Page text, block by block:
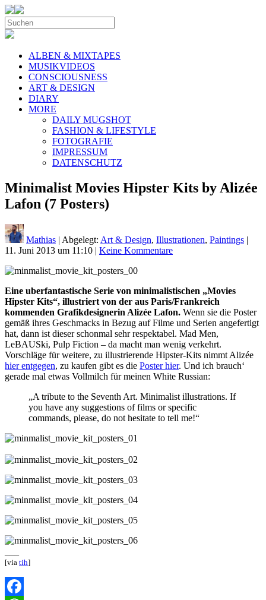
ALBEN & MIXTAPES
MUSIKVIDEOS
CONSCIOUSNESS
ART & DESIGN
DIARY
MORE
DAILY MUGSHOT
FASHION & LIFESTYLE
FOTOGRAFIE
IMPRESSUM
DATENSCHUTZ
Minimalist Movies Hipster Kits by Alizée
Lafon (7 Posters)
Mathias | Abgelegt: Art & Design, Illustrationen, Paintings |
11. Juni 2013 um 11:10 | Keine Kommentare
Eine uberfantastische Serie von minimalistischen „Movies
Hipster Kits“, illustriert von der aus Paris/Frankreich
kommenden Grafikdesignerin Alizée Lafon. Wenn sie die Poster
gemäß ihres Geschmacks in Bezug auf Filme und Serien angefertigt
hat, dann ist dieser schonmal sehr respektabel. Mad Men,
LeBAUSki, Pulp Fiction – da macht man wenig verkehrt.
Vorschläge für weitere, zu illustrierende Hipster-Kits nimmt Alizée
hier entgegen, zu kaufen gibt es die Poster hier. Und ich brauch‘
gerade mal etwas Vollmilch für meinen White Russian:
„A tribute to the Seventh Art. Minimalist illustrations. If
you have any suggestions of films or specific
commands, please, do not hesitate to tell me!“
[via tih]